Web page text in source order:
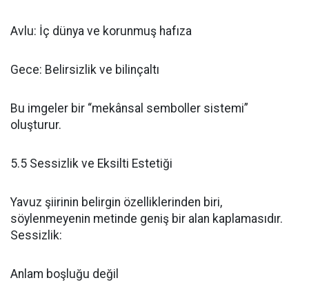
Avlu: İç dünya ve korunmuş hafıza
Gece: Belirsizlik ve bilinçaltı
Bu imgeler bir “mekânsal semboller sistemi”
oluşturur.
5.5 Sessizlik ve Eksilti Estetiği
Yavuz şiirinin belirgin özelliklerinden biri,
söylenmeyenin metinde geniş bir alan kaplamasıdır.
Sessizlik:
Anlam boşluğu değil